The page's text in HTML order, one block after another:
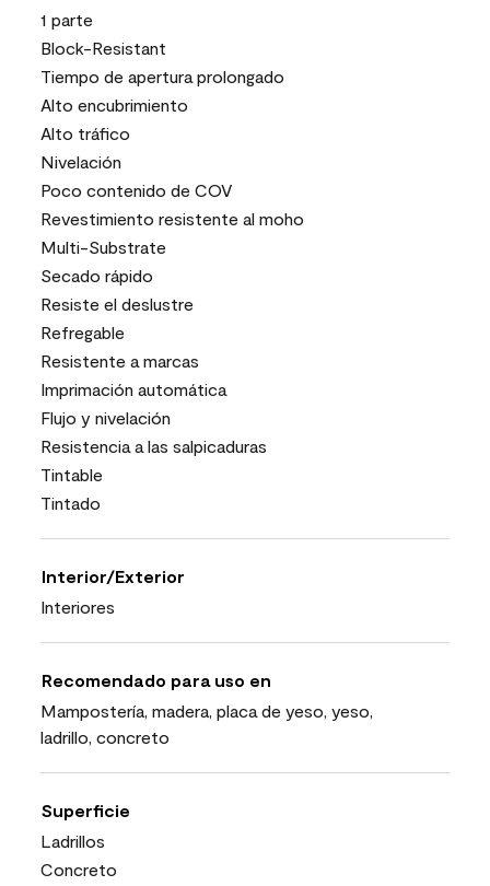
1 parte
Block-Resistant
Tiempo de apertura prolongado
Alto encubrimiento
Alto tráfico
Nivelación
Poco contenido de COV
Revestimiento resistente al moho
Multi-Substrate
Secado rápido
Resiste el deslustre
Refregable
Resistente a marcas
Imprimación automática
Flujo y nivelación
Resistencia a las salpicaduras
Tintable
Tintado
Interior/Exterior
Interiores
Recomendado para uso en
Mampostería, madera, placa de yeso, yeso,
ladrillo, concreto
Superficie
Ladrillos
Concreto